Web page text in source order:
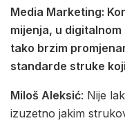
Media Marketing:
mijenja, u
tako brzim
standarde struke
Miloš Aleksić: Nije
izuzetno jakim